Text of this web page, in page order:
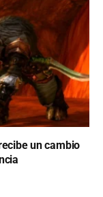
un cambio